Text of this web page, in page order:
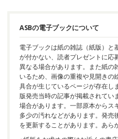
ASBの電子ブックについて
電子ブックは紙の雑誌（紙版）と
が付かない、読者プレゼントに応
異なる場合があります。また紙の
いるため、画像の重複や見開きの
具合が生じているページが存在し
版発売当時の記事が掲載されてい
場合があります。一部原本からス
多少の汚れなどがあります。発売
を更新することがあります。あら